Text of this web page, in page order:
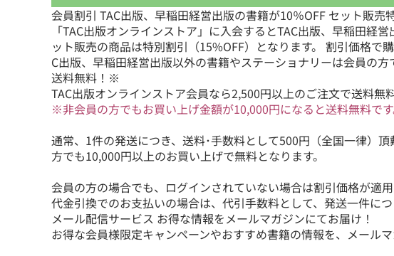
会員割引 TAC出版、早稲田経営出版の書籍が10％OFF セット販売
「TAC出版オンラインストア」に入会するとTAC出版、早稲田
ット販売の商品は特別割引（15%OFF）となります。 割引価格
C出版、早稲田経営出版以外の書籍やステーショナリーは会員の方
送料無料！※
TAC出版オンラインストア会員なら2,500円以上のご注文で送料無
※非会員の方でもお買い上げ金額が10,000円になると送料無料です
通常、1件の発送につき、送料･手数料として500円（全国一律）
方でも10,000円以上のお買い上げで無料となります。
会員の方の場合でも、ログインされていない場合は割引価格が適
代金引換でのお支払いの場合は、代引手数料として、発送一件につ
メール配信サービス お得な情報をメールマガジンにてお届け！
お得な会員様限定キャンペーンやおすすめ書籍の情報を、メールマ